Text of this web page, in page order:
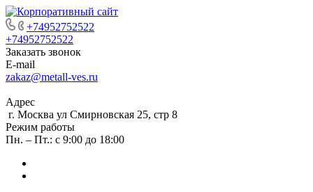
+74952752522
+74952752522
Заказать звонок
E-mail
zakaz@metall-ves.ru
Адрес
г. Москва ул Смирновская 25, стр 8
Режим работы
Пн. – Пт.: с 9:00 до 18:00